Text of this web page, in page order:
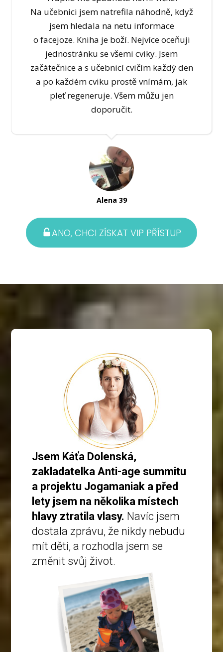
Na učebnici jsem natrefila náhodně, když
jsem hledala na netu informace
o facejoze. Kniha je boží. Nejvíce oceňuji
jednostránku se všemi cviky. Jsem
začátečnice a s učebnicí cvičím každý den
a po každém cviku prostě vnímám, jak
pleť regeneruje. Všem můžu jen
doporučit.
Alena 39
ANO, CHCI ZÍSKAT VIP PŘÍSTUP
Jsem Káťa Dolenská,
zakladatelka Anti-age summitu
a projektu Jogamaniak a před
lety jsem na několika místech
hlavy ztratila vlasy. Navíc jsem
dostala zprávu, že nikdy nebudu
mít děti, a rozhodla jsem se
změnit svůj život.